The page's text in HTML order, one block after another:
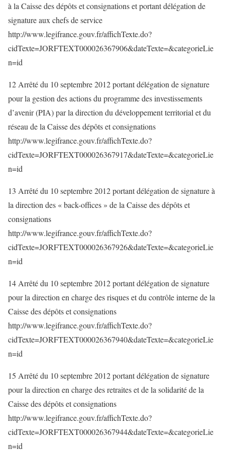
à la Caisse des dépôts et consignations et portant délégation de
signature aux chefs de service
http://www.legifrance.gouv.fr/affichTexte.do?
cidTexte=JORFTEXT000026367906&dateTexte=&categorieLie
n=id
12 Arrêté du 10 septembre 2012 portant délégation de signature
pour la gestion des actions du programme des investissements
d’avenir (PIA) par la direction du développement territorial et du
réseau de la Caisse des dépôts et consignations
http://www.legifrance.gouv.fr/affichTexte.do?
cidTexte=JORFTEXT000026367917&dateTexte=&categorieLie
n=id
13 Arrêté du 10 septembre 2012 portant délégation de signature à
la direction des « back-offices » de la Caisse des dépôts et
consignations
http://www.legifrance.gouv.fr/affichTexte.do?
cidTexte=JORFTEXT000026367926&dateTexte=&categorieLie
n=id
14 Arrêté du 10 septembre 2012 portant délégation de signature
pour la direction en charge des risques et du contrôle interne de la
Caisse des dépôts et consignations
http://www.legifrance.gouv.fr/affichTexte.do?
cidTexte=JORFTEXT000026367940&dateTexte=&categorieLie
n=id
15 Arrêté du 10 septembre 2012 portant délégation de signature
pour la direction en charge des retraites et de la solidarité de la
Caisse des dépôts et consignations
http://www.legifrance.gouv.fr/affichTexte.do?
cidTexte=JORFTEXT000026367944&dateTexte=&categorieLie
n=id